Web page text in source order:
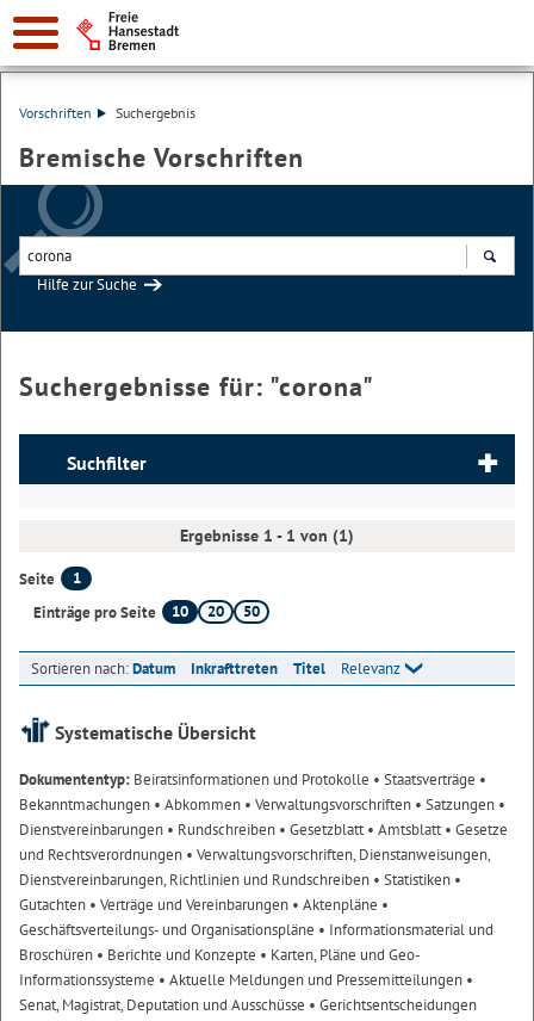
Vorschriften Suchergebnis
Bremische Vorschriften
Hilfe zur Suche
Suchergebnisse für: "corona"
Suchfilter
Ergebnisse 1 - 1 von (1)
Seite
1
Einträge pro Seite
10 20 50
Sortieren nach:Datum Inkrafttreten Titel Relevanz
Systematische Übersicht
Dokumententyp: Beiratsinformationen und Protokolle • Staatsverträge •
Bekanntmachungen • Abkommen • Verwaltungsvorschriften • Satzungen •
Dienstvereinbarungen • Rundschreiben • Gesetzblatt• Amtsblatt• Gesetze
und Rechtsverordnungen • Verwaltungsvorschriften, Dienstanweisungen,
Dienstvereinbarungen, Richtlinien und Rundschreiben • Statistiken •
Gutachten • Verträge und Vereinbarungen • Aktenpläne •
Geschäftsverteilungs- und Organisationspläne • Informationsmaterial und
Broschüren • Berichte und Konzepte • Karten, Pläne und Geo-
Informationssysteme • Aktuelle Meldungen und Pressemitteilungen •
Senat, Magistrat, Deputation und Ausschüsse • Gerichtsentscheidungen